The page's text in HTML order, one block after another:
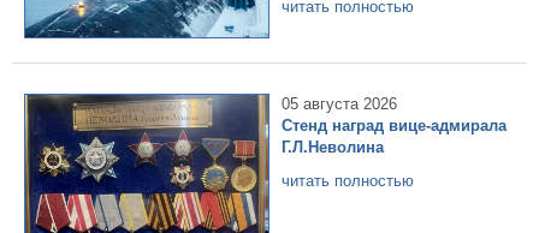
читать полностью
05 августа 2026
Стенд наград вице-адмирала
Г.Л.Неволина
читать полностью